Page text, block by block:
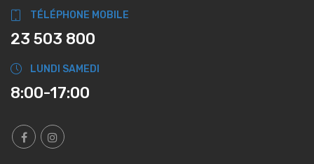
TÉLÉPHONE MOBILE
23 503 800
LUNDI SAMEDI
8:00-17:00